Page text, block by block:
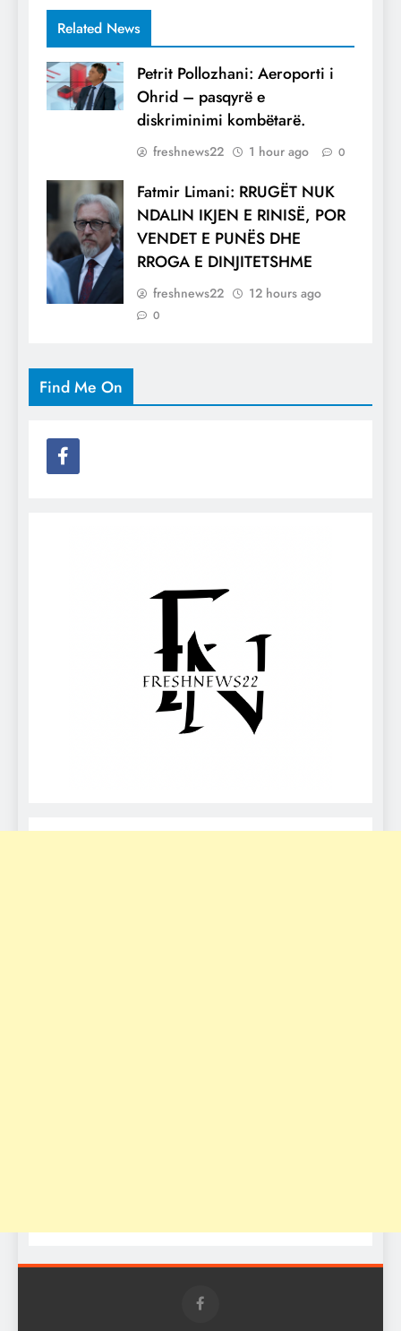
Related News
Petrit Pollozhani: Aeroporti i
Ohrid – pasqyrë e
diskriminimi kombëtarë.
freshnews22 1 hour ago 0
Fatmir Limani: RRUGËT NUK
NDALIN IKJEN E RINISË, POR
VENDET E PUNËS DHE
RROGA E DINJITETSHME
freshnews22 12 hours ago
0
Find Me On